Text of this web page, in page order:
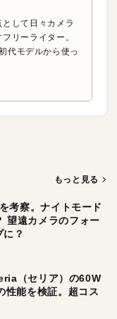
して日々カメラ
リーライター。
代モデルから使っ
もっと見る
考察。ナイトモード
望遠カメラのフォー
？
（セリア）の60W
性能を検証。超コス